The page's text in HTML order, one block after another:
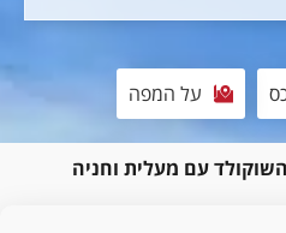
על המפה
השוקולד עם מעלית וחניה